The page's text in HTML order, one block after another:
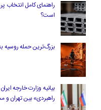
راهنمای کامل انتخاب
است؟
بزرگ‌ترین حمله روسیه
بیانیه وزارت خارجه
راهبردی» بین تهران و